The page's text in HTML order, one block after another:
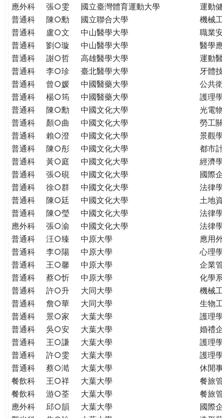
GLOBAL
CITIZENSHIP
應外科
張○雯 國立臺灣體育運動大學
運動
普通科
陳○勳 國立聯合大學
機械
普通科
盧○文 中山醫學大學
職業
普通科
劉○璇 中山醫學大學
醫學
普通科
謝○哲 高雄醫學大學
運動
普通科
李○珍 臺北醫學大學
牙體
普通科
曾○媛 中國醫藥大學
公共
普通科
楊○筠 中國醫藥大學
護理
普通科
陳○勳 中國文化大學
光電
普通科
顏○曲 中國文化大學
勞工
普通科
賴○澄 中國文化大學
景觀
普通科
陳○彤 中國文化大學
都市
普通科
黃○庭 中國文化大學
經濟
普通科
張○硯 中國文化大學
國際
普通科
徐○群 中國文化大學
法律
普通科
陳○廷 中國文化大學
土地
普通科
陳○瑩 中國文化大學
法律
應外科
張○渝 中國文化大學
法律
普通科
汪○臻 中原大學
應用
普通科
李○陽 中原大學
心理
普通科
王○馨 中原大學
企業
普通科
蔡○忻 中原大學
化學
普通科
許○升 大同大學
機械
普通科
詹○華 大同大學
生物
普通科
景○家 大葉大學
護理
普通科
吳○安 大葉大學
婚禮
普通科
王○謙 大葉大學
護理
普通科
許○雯 大葉大學
護理
普通科
蔡○澔 大葉大學
休閒
餐飲科
王○祥 大葉大學
餐旅
餐飲科
游○荃 大葉大學
餐旅
應外科
邱○韻 大葉大學
國際